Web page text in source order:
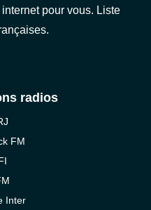
pour vous. Liste
radios
FM
Inter